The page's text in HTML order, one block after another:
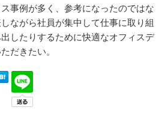
事例が多く、参考になったのではな
ながら社員が集中して仕事に取り組
したりするために快適なオフィスデ
だきたい。